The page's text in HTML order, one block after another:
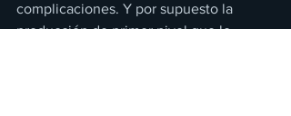
complicaciones. Y por supuesto la
producción de primer nivel que lo